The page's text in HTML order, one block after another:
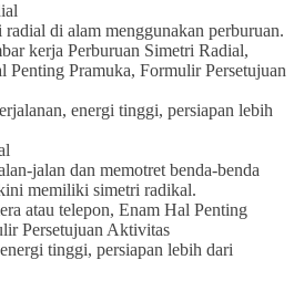
radial di alam menggunakan perburuan.
kerja Perburuan Simetri Radial,
Penting Pramuka, Formulir Persetujuan
energi tinggi, persiapan lebih
jalan dan memotret benda-benda
memiliki simetri radikal.
atau telepon, Enam Hal Penting
Persetujuan Aktivitas
tinggi, persiapan lebih dari